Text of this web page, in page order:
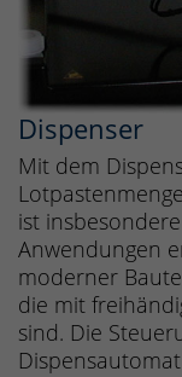
Dispenser
Mit dem
ist
Anwendungen
moderner
die mit
sind. Die